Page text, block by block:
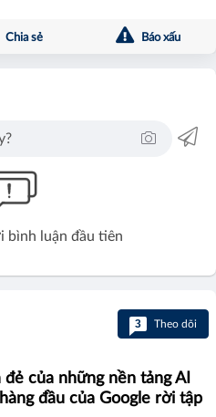
Chia sẻ Báo xấu
bình luận đầu tiên
3 Theo dõi
của những nền tảng AI
đầu của Google rời tập